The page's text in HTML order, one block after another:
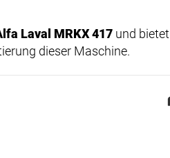
Laval MRKX 417 und bietet
dieser Maschine.